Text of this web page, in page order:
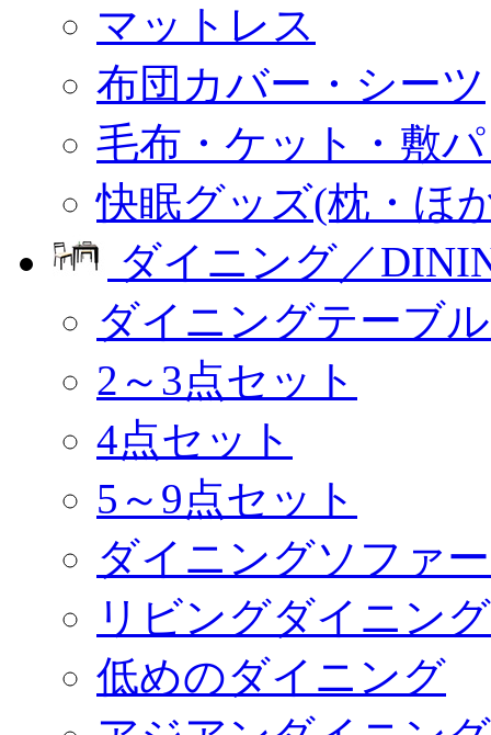
マットレス
布団カバー・シーツ
毛布・ケット・敷
快眠グッズ(枕・ほ
ダイニング／
ダイニングテーブ
2～3点セット
4点セット
5～9点セット
ダイニングソファ
リビングダイニン
低めのダイニング